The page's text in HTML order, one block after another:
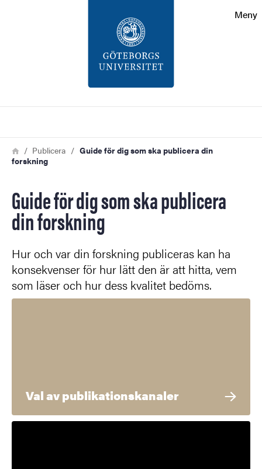
Meny
Länkstig
HemPublicera
Guide för dig som ska publicera din
forskning
Guide för dig som ska publicera
din forskning
Hur och var din forskning publiceras kan ha
konsekvenser för hur lätt den är att hitta, vem
som läser och hur dess kvalitet bedöms.
Val av publikationskanaler